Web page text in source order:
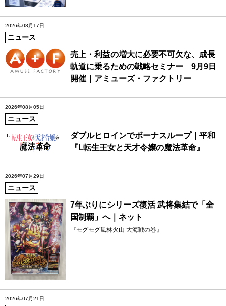
2026年08月17日
ニュース
売上・利益の増大に必要不可欠な、成長
軌道に乗るための戦略セミナー 9月9日
開催｜アミューズ・ファクトリー
2026年08月05日
ニュース
ダブルヒロインでボーナスループ｜平和
『L転生王女と天才令嬢の魔法革命』
2026年07月29日
ニュース
7年ぶりにシリーズ復活 武将集結で「全
国制覇」へ｜ネット
『モグモグ風林火山 大海戦の巻』
2026年07月21日